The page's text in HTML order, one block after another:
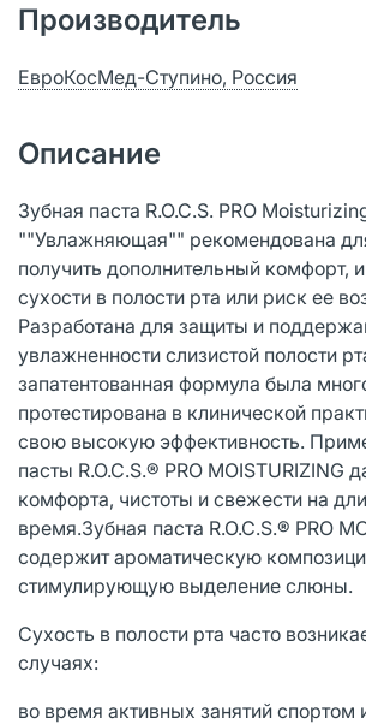
Производитель
ЕвроКосМед-Ступино, Россия
Описание
Зубная паста R.O.C.S. PRO
""Увлажняющая"" рекомендована
получить дополнительный комфорт,
сухости в полости рта или риск ее
Разработана для защиты и
увлажненности слизистой полости
запатентованная формула была
протестирована в клинической
свою высокую эффективность.
пасты R.O.C.S.® PRO MOISTURIZING
комфорта, чистоты и свежести на
время.Зубная паста R.O.C.S.® PRO
содержит ароматическую
стимулирующую выделение слюны.
Сухость в полости рта часто
случаях:
во время активных занятий спортом